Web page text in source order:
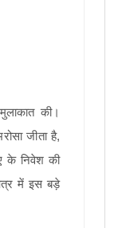
की।
जीता है,
के निवेश की
में इस बड़े